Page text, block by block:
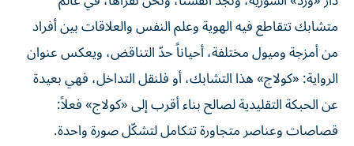
متشابك تتقاطع فيه الهوية وعلم النفس والعلاقات بين أفراد
من أمزجة وميول مختلفة، أحياناً حدّ التناقض، ويعكس عنوان
الرواية: «كولاج» هذا التشابك، أو فلنقل التداخل، فهي بعيدة
عن الحبكة التقليدية لصالح بناء أقرب إلى «كولاج» فعلاً:
قصاصات وعناصر متجاورة تتكامل لتشكّل صورة واحدة.